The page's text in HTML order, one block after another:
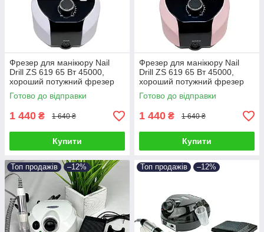
Фрезер для манікюру Nail
Drill ZS 619 65 Вт 45000,
хороший потужний фрезер
апарат машинка для
манікюру
Готово до відправки
1 440 ₴ 1 640 ₴
Купити
Фрезер для манікюру Nail
Drill ZS 619 65 Вт 45000,
хороший потужний фрезер
апарат машинка для
манікюру
Готово до відправки
1 440 ₴ 1 640 ₴
Купити
Топ продажів –12% Топ продажів –12%